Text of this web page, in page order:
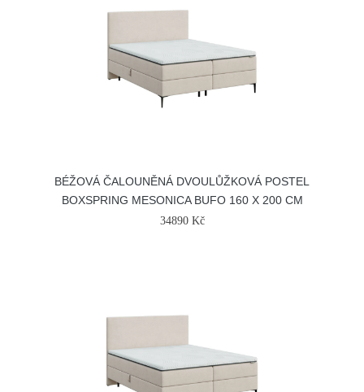
BÉŽOVÁ ČALOUNĚNÁ DVOULŮŽKOVÁ POSTEL
BOXSPRING MESONICA BUFO 160 X 200 CM
34890 Kč